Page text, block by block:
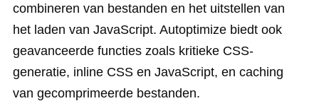
combineren van bestanden en het uitstellen van
het laden van JavaScript. Autoptimize biedt ook
geavanceerde functies zoals kritieke CSS-
generatie, inline CSS en JavaScript, en caching
van gecomprimeerde bestanden.